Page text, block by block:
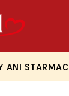
ANI